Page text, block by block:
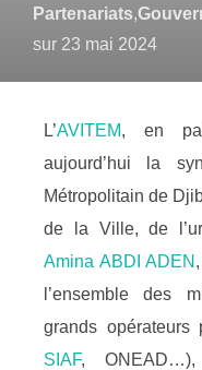
Partenariats,
sur 23 mai 2024
L’AVITEM, en
aujourd’hui la
Métropolitain de
de la Ville, de
Amina ABDI ADEN
l’ensemble des
grands
SIAF,